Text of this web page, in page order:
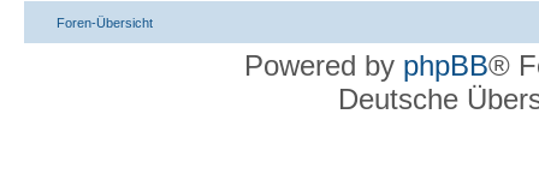
Foren-Übersicht
Powered by phpBB®
Deutsche